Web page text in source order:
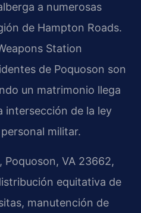
a numerosas
de Hampton Roads.
Station
de Poquoson son
un matrimonio llega
intersección de la ley
militar.
Poquoson, VA 23662,
equitativa de
manutención de